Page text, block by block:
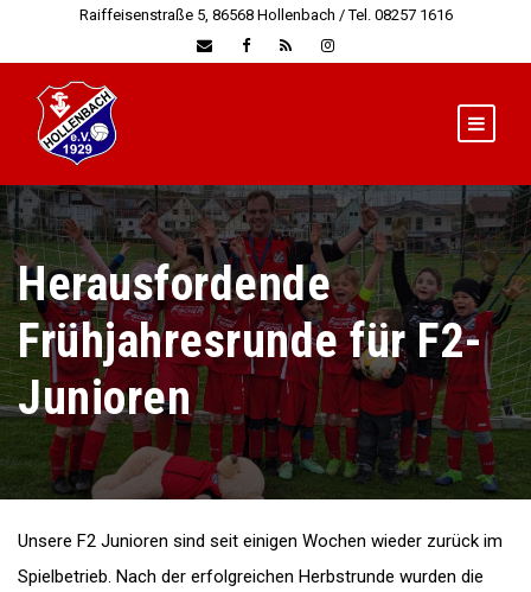
Raiffeisenstraße 5, 86568 Hollenbach / Tel. 08257 1616
Herausfordende
Frühjahresrunde für F2-
Junioren
Unsere F2 Junioren sind seit einigen Wochen wieder zurück im
Spielbetrieb. Nach der erfolgreichen Herbstrunde wurden die